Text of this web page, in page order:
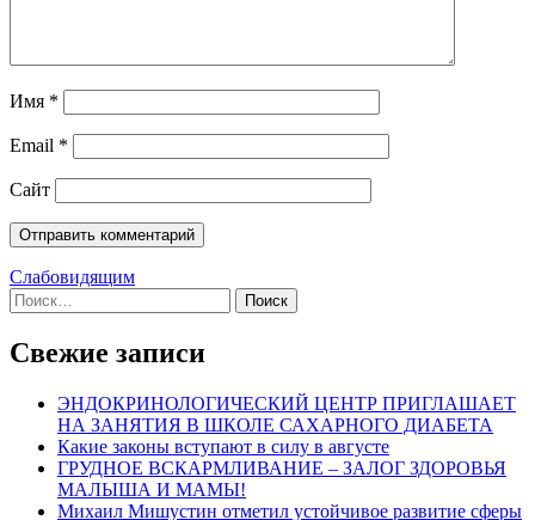
Имя *
Email *
Сайт
Слабовидящим
Найти:
Свежие записи
ЭНДОКРИНОЛОГИЧЕСКИЙ ЦЕНТР ПРИГЛАШАЕТ
НА ЗАНЯТИЯ В ШКОЛЕ САХАРНОГО ДИАБЕТА
Какие законы вступают в силу в августе
ГРУДНОЕ ВСКАРМЛИВАНИЕ – ЗАЛОГ ЗДОРОВЬЯ
МАЛЫША И МАМЫ!
Михаил Мишустин отметил устойчивое развитие сферы